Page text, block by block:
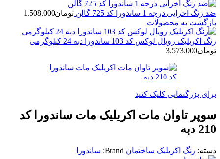
ضد زنگ اخرایی درجه 1 ساندورا کد 725 گالن تومان1.508.000
بازگشت به محصولات
رنگ اکریلیک رویال لوکس کد 103 ساندورا دبه 24 کیلوگرمی
تومان3.573.000
برای بزرگنمایی کلیک کنید
سوپر تاوان مات اکریلیک مات ساندورا کد
210 دبه
دسته: رنگ اکریلیک ساختمان Brand: ساندورا